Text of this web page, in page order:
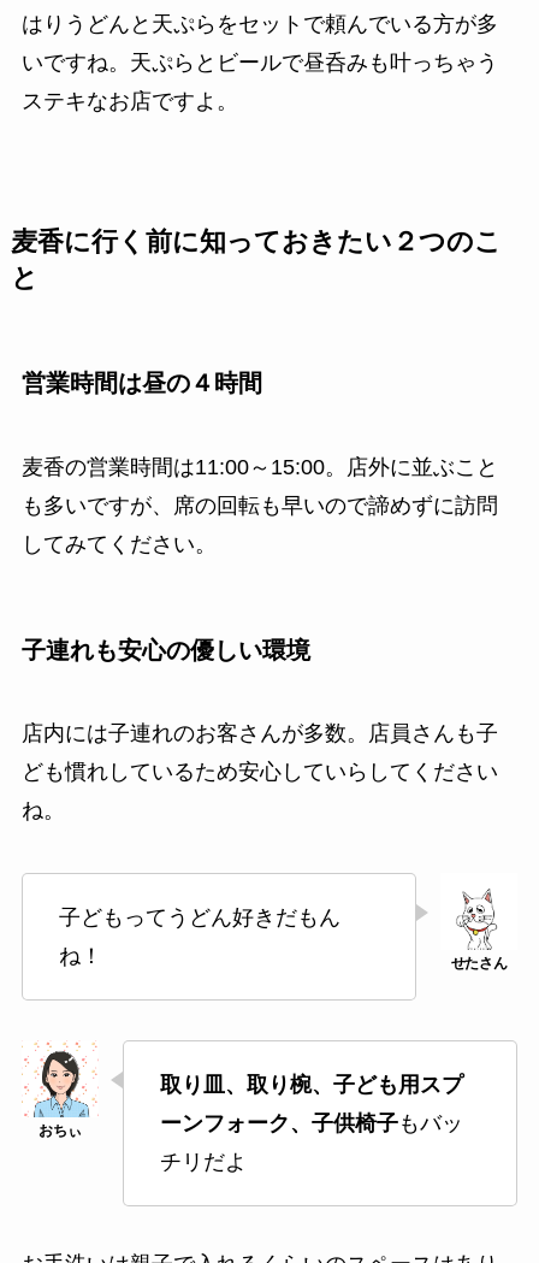
はりうどんと天ぷらをセットで頼んでいる方が多
いですね。天ぷらとビールで昼呑みも叶っちゃう
ステキなお店ですよ。
麦香に行く前に知っておきたい２つのこ
と
営業時間は昼の４時間
麦香の営業時間は11:00～15:00。店外に並ぶこと
も多いですが、席の回転も早いので諦めずに訪問
してみてください。
子連れも安心の優しい環境
店内には子連れのお客さんが多数。店員さんも子
ども慣れしているため安心していらしてください
ね。
子どもってうどん好きだもん
ね！
取り皿、取り椀、子ども用スプ
ーンフォーク、子供椅子もバッ
チリだよ